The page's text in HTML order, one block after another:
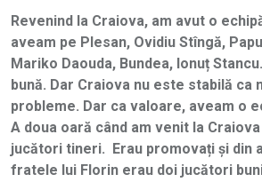
Revenind la Craiova, am avut o
aveam pe Plesan, Ovidiu Stîngă,
Mariko Daouda, Bundea, Ionuț
bună. Dar Craiova nu este stabilă ca
probleme. Dar ca valoare, aveam o
A doua oară când am venit la
jucători tineri. Erau promovați și din
fratele lui Florin erau doi jucători